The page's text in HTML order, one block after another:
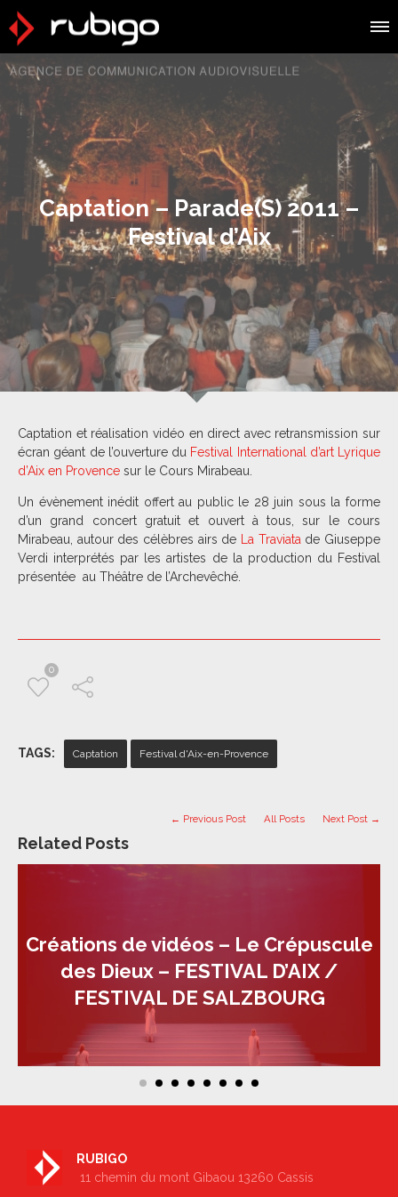
Captation – Parade(S) 2011 –
Festival d’Aix
Captation et réalisation vidéo en direct avec retransmission sur
écran géant de l’ouverture du Festival International d’art Lyrique
d’Aix en Provence sur le Cours Mirabeau.
Un évènement inédit offert au public le 28 juin sous la forme
d’un grand concert gratuit et ouvert à tous, sur le cours
Mirabeau, autour des célèbres airs de
La Traviata de Giuseppe
Verdi interprétés par les artistes de la production du Festival
présentée au Théâtre de l’Archevêché.
0
TAGS: Captation Festival d'Aix-en-Provence
Related Posts
← Previous Post All Posts Next Post →
Créations de vidéos – Le Crépuscule
des Dieux – FESTIVAL D’AIX /
FESTIVAL DE SALZBOURG
RUBIGO
11 chemin du mont Gibaou 13260 Cassis